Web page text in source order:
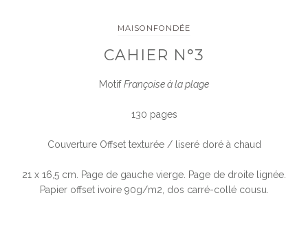
MAISONFONDÉE
CAHIER N°3
MotifFrançoise à la plage
130 pages
Couverture Offset texturée / liseré doré à chaud
21 x 16,5 cm. Page de gauche vierge. Page de droite lignée.
Papier offset ivoire 90g/m2, dos carré-collé cousu.